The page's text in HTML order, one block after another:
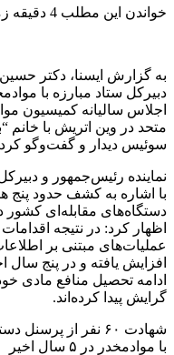
خواندن این مطلب 4 دقیقه زمان میبرد
به گزارش ایسنا، دکتر
دبیرکل ستاد مبارزه با
اجلاس سالیانه کمیسیون
متحد در وین اتریش با خانم
سوئیس دیدار و گفت‌وگو
نماینده رئیس‌جمهور و
با اشاره به کشف حدود پنج
اظهار کرد: در نتیجه
عملیات‌های مبتنی بر
افزایش یافته و در پنج سال
ادامه تحصیل منافع مادی
گرایش پیدا کرده‌اند.
شهادت ۶۰ نفر از
با موادمخدر در ۵ سال اخیر